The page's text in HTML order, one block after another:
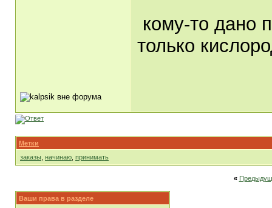
кому-то дано
только
Метки
заказы начинаю принимать
«
Ваши права в разделе